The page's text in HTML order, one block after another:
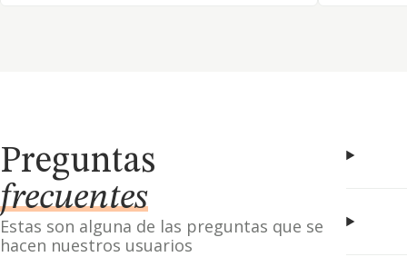
Preguntas
frecuentes
Estas son alguna de las preguntas que se
hacen nuestros usuarios